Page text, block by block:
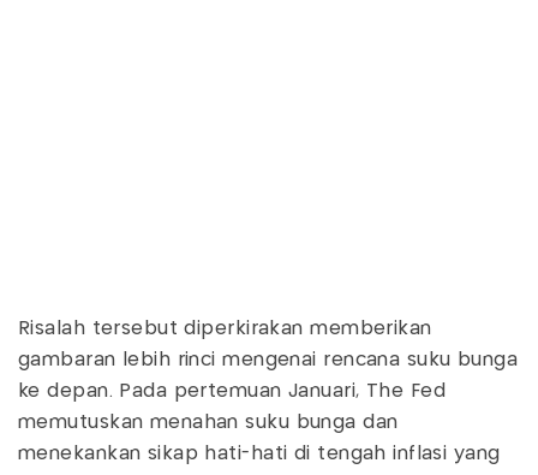
Risalah tersebut diperkirakan memberikan
gambaran lebih rinci mengenai rencana suku bunga
ke depan. Pada pertemuan Januari, The Fed
memutuskan menahan suku bunga dan
menekankan sikap hati-hati di tengah inflasi yang